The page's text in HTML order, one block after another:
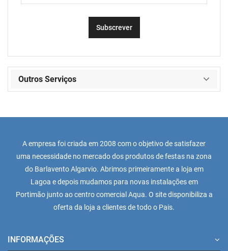
Outros Serviços
A empresa foi criada em 2008 com o objetivo de satisfazer
uma necessidade no mercado dos produtos de festas na zona
do Barlavento Algarvio. Abrimos primeiramente a loja em
Lagoa e depois mudamos para novas instalações em
Portimão junto ao centro comercial Aqua. O site disponibiliza a
oferta da loja a clientes de todo o Pais.
INFORMAÇÕES